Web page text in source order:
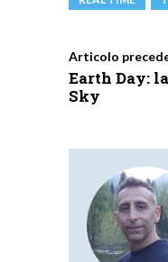
Articolo
Earth Day:
Sky